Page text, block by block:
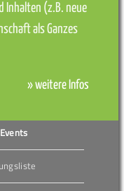
Inhalten (z.B. neue
als Ganzes
» weitere Infos